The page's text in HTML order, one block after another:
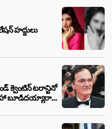
హద్దులు
క్వెంటిన్ టరాన్టినో
బూడిదయ్యారా?